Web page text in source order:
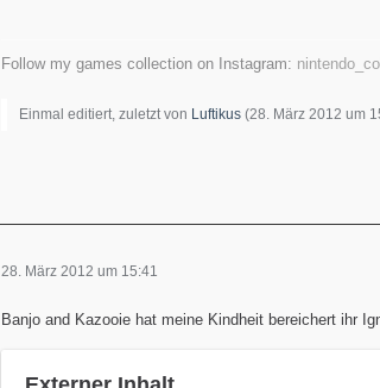
Follow my games collection on Instagram:
Einmal editiert, zuletzt von Luftikus (28. März 2012 um
28. März 2012 um 15:41
Banjo and Kazooie hat meine Kindheit bereichert ihr